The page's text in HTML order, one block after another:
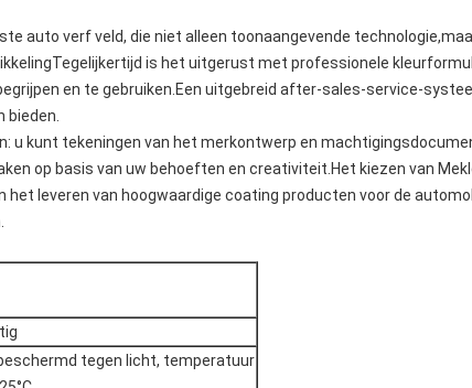
auto verf veld, die niet alleen toonaangevende
is het uitgerust met professionele
en te gebruiken.Een uitgebreid after-sales-service-
bieden.
u kunt tekeningen van het merkontwerp en
op basis van uw behoeften en creativiteit.Het kiezen van
leveren van hoogwaardige coating producten voor de
tegen licht, temperatuur